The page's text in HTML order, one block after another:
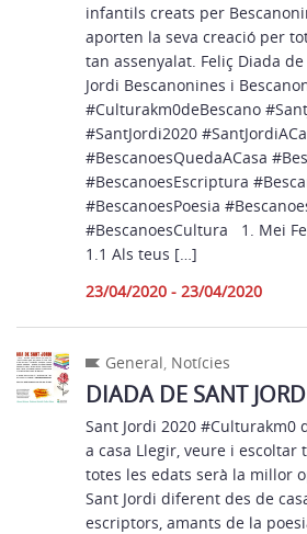
infantils creats per
aporten la seva creació per
tan assenyalat. Feliç Diada
Jordi Bescanonines i
#Culturakm0deBescano
#SantJordi2020
#BescanoesQuedaACasa
#BescanoesEscriptura
#BescanoesPoesia
#BescanoesCultura 1. Mei
1.1 Als teus […]
23/04/2020 - 23/04/2020
General, Notícies
DIADA DE SANT
Sant Jordi 2020 #Culturakm0
a casa Llegir, veure i
totes les edats serà la millor
Sant Jordi diferent des de
escriptors, amants de la